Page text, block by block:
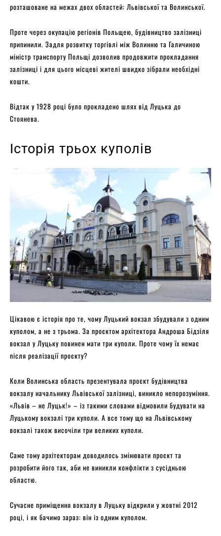
розташоване на межах двох областей: Львівської та Волинської.
Проте через окупацію регіонів Польщею, будівництво залізниці
припинили. Задля розвитку торгівлі між Волинню та Галичиною
міністр транспорту Польщі дозволив продовжити прокладання
залізниці і для цього місцеві жителі швидко зібрали необхідні
кошти.
Відтак у 1928 році було прокладено шлях від Луцька до
Стоянева.
Історія трьох куполів
Цікавою є історія про те, чому Луцький вокзал збудували з одним
куполом, а не з трьома. За проєктом архітектора Андроша Бідзіля
вокзал у Луцьку повинен мати три куполи. Проте чому їх немає
після реалізації проєкту?
Коли Волинська область презентувала проєкт будівництва
вокзалу начальнику Львівської залізниці, виникло непорозуміння.
«Львів – не Луцьк!» – із такими словами відмовили будувати на
Луцькому вокзалі три куполи. А все тому що на Львівському
вокзалі також височіли три великих куполи.
Саме тому архітекторам доводилось змінювати проєкт та
розробити його так, аби не виникли конфлікти з сусідньою
областю.
Сучасне приміщення вокзалу в Луцьку відкрили у жовтні 2012
році, і як бачимо зараз: він із одним куполом.